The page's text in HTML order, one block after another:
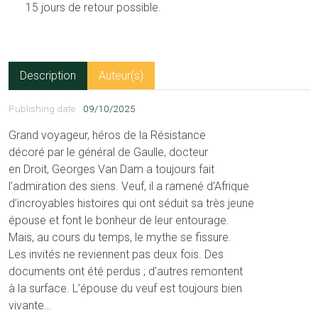
15 jours de retour possible.
Description Auteur(s)
Publishing date 09/10/2025
Grand voyageur, héros de la Résistance
décoré par le général de Gaulle, docteur
en Droit, Georges Van Dam a toujours fait
l’admiration des siens. Veuf, il a ramené d’Afrique
d’incroyables histoires qui ont séduit sa très jeune
épouse et font le bonheur de leur entourage.
Mais, au cours du temps, le mythe se fissure.
Les invités ne reviennent pas deux fois. Des
documents ont été perdus ; d’autres remontent
à la surface. L’épouse du veuf est toujours bien
vivante…